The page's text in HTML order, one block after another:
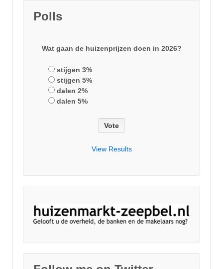
Polls
Wat gaan de huizenprijzen doen in 2026?
stijgen 3%
stijgen 5%
dalen 2%
dalen 5%
View Results